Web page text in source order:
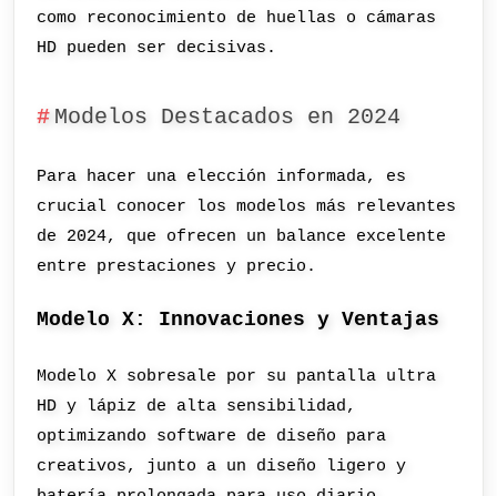
como reconocimiento de huellas o cámaras
HD pueden ser decisivas.
Modelos Destacados en 2024
Para hacer una elección informada, es
crucial conocer los modelos más relevantes
de 2024, que ofrecen un balance excelente
entre prestaciones y precio.
Modelo X: Innovaciones y Ventajas
Modelo X sobresale por su pantalla ultra
HD y lápiz de alta sensibilidad,
optimizando software de diseño para
creativos, junto a un diseño ligero y